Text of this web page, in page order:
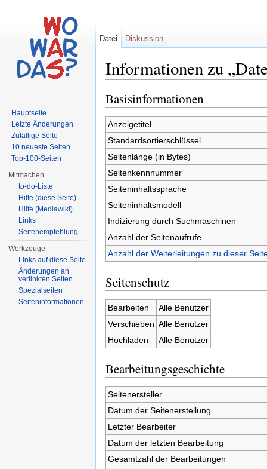
Informationen zu
Basisinformationen
Anzeigetitel
Standardsortierschlüssel
Seitenlänge (in Bytes)
Seitenkennnummer
Seiteninhaltssprache
Seiteninhaltsmodell
Indizierung durch Suchmaschinen
Anzahl der Seitenaufrufe
Anzahl der Weiterleitungen zu dieser
Seitenschutz
Bearbeiten
Alle Benutzer
Verschieben Alle Benutzer
Hochladen
Alle Benutzer
Bearbeitungsgeschichte
Seitenersteller
Datum der Seitenerstellung
Letzter Bearbeiter
Datum der letzten Bearbeitung
Gesamtzahl der Bearbeitungen
Datei Diskussion
Hauptseite
Letzte Änderungen
Zufällige Seite
10 neueste Seiten
Top-100-Seiten
Mitmachen
to-do-Liste
Hilfe (diese Seite)
Hilfe (Mediawiki)
Links
Seitenempfehlung
Werkzeuge
Links auf diese Seite
Änderungen an
verlinkten Seiten
Spezialseiten
Seiteninformationen